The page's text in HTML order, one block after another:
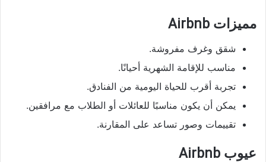
مميزات Airbnb
شقق وغرف مفروشة.
مناسب للإقامة الشهرية أحيانًا.
تجربة أقرب للحياة اليومية من الفنادق.
يمكن أن يكون مناسبًا للعائلات أو الطلاب مع مرافقين.
تقييمات وصور تساعد على المقارنة.
عيوب Airbnb